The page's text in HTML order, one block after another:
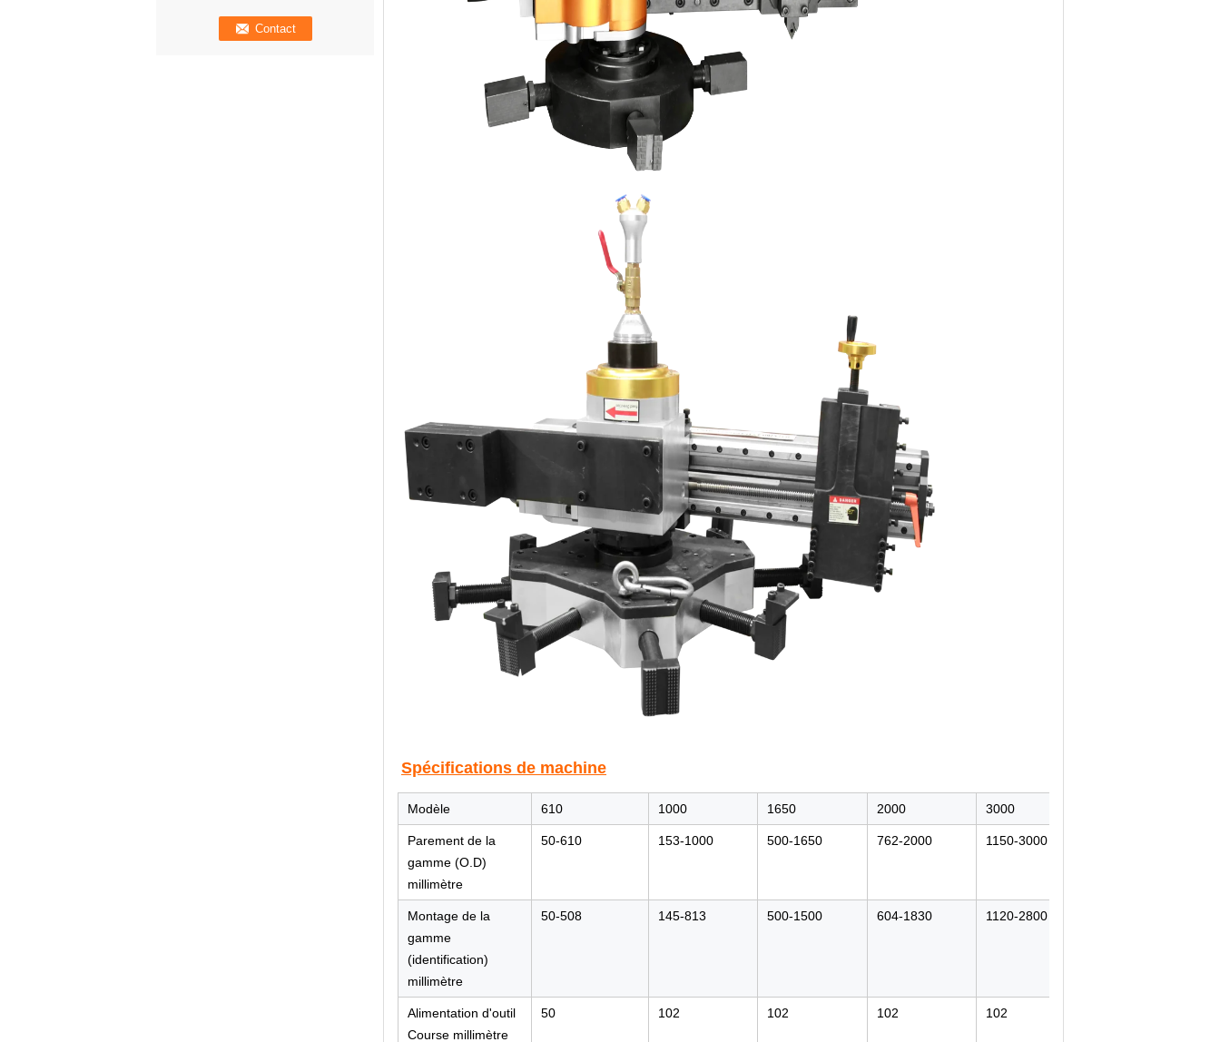
Spécifications de machine
Modèle 610 1000 1650 2000 3000
Parement de la
gamme (O.D)
millimètre
50-610 153-1000 500-1650 762-2000 1150-3000
Montage de la
gamme
(identification)
millimètre
50-508 145-813 500-1500 604-1830 1120-2800
Alimentation d'outil
Course millimètre
50 102 102 102 102